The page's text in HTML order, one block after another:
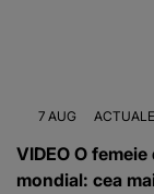
7 AUG ACTUALE
VIDEO O
mondial: cea